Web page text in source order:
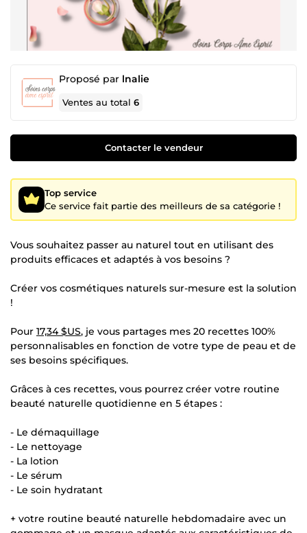
Proposé par lnalie
Ventes au total6
Contacter le vendeur
Top service
Ce service fait partie des meilleurs de sa catégorie !
Vous souhaitez passer au naturel tout en utilisant des
produits efficaces et adaptés à vos besoins ?
Créer vos cosmétiques naturels sur-mesure est la solution
!
Pour 17,34 $US, je vous partages mes 20 recettes 100%
personnalisables en fonction de votre type de peau et de
ses besoins spécifiques.
Grâces à ces recettes, vous pourrez créer votre routine
beauté naturelle quotidienne en 5 étapes :
- Le démaquillage
- Le nettoyage
- La lotion
- Le sérum
- Le soin hydratant
+ votre routine beauté naturelle hebdomadaire avec un